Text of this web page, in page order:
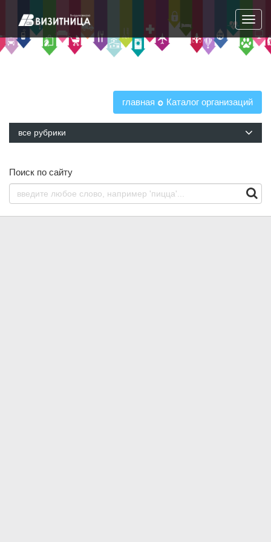
главная Каталог организаций
все рубрики
Поиск по сайту